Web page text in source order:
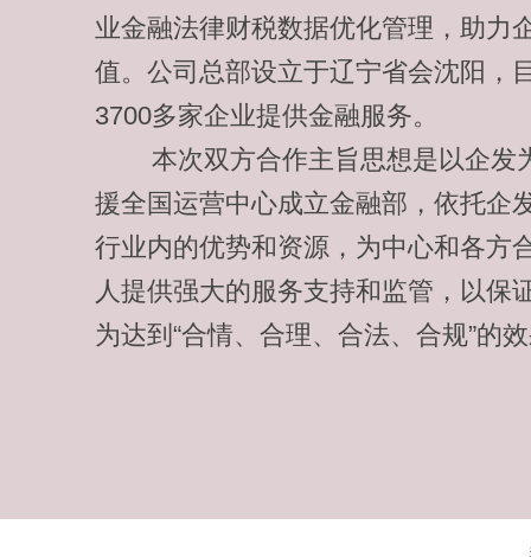
业金融法律财税数据优化管理，助力
值。公司总部设立于辽宁省会沈阳，
3700多家企业提供金融服务。
本次双方合作主旨思想是以企发
援全国运营中心成立金融部，依托企
行业内的优势和资源，为中心和各方
人提供强大的服务支持和监管，以保
为达到“合情、合理、合法、合规”的